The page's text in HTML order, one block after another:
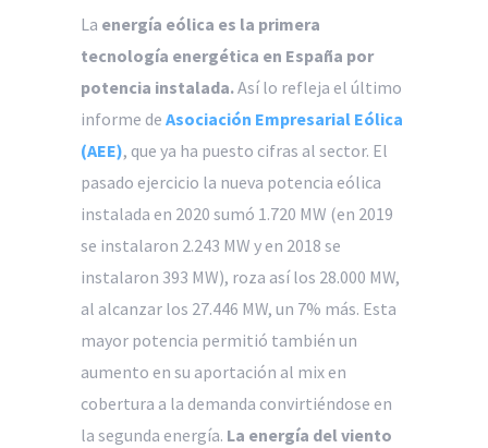
La energía eólica es la primera
tecnología energética en España por
potencia instalada.Así lo refleja el último
informe de Asociación Empresarial Eólica
(AEE), que ya ha puesto cifras al sector. El
pasado ejercicio la nueva potencia eólica
instalada en 2020 sumó 1.720 MW (en 2019
se instalaron 2.243 MW y en 2018 se
instalaron 393 MW), roza así los 28.000 MW,
al alcanzar los 27.446 MW, un 7% más. Esta
mayor potencia permitió también un
aumento en su aportación al mix en
cobertura a la demanda convirtiéndose en
la segunda energía. La energía del viento